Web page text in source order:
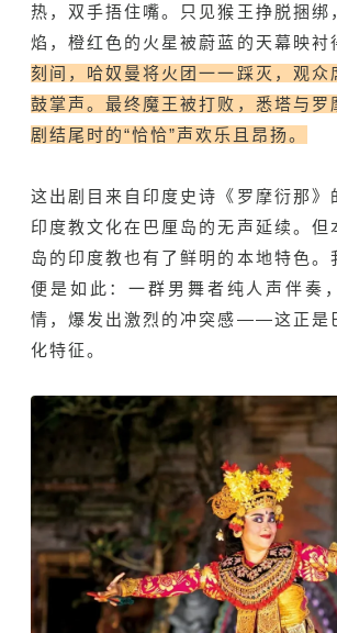
热，双手捂住嘴。只见猴王挣脱捆绑
焰，橙红色的火星被蔚蓝的天幕映衬
刻间，哈奴曼将火团一一踩灭，观众
鼓掌声。最终魔王被打败，悉塔与罗
剧结尾时的“恰恰”声欢乐且昂扬。
这出剧目来自印度史诗《罗摩衍那》
印度教文化在巴厘岛的无声延续。但
岛的印度教也有了鲜明的本地特色。
便是如此：一群男舞者纯人声伴奏
情，爆发出激烈的冲突感——这正是
化特征。